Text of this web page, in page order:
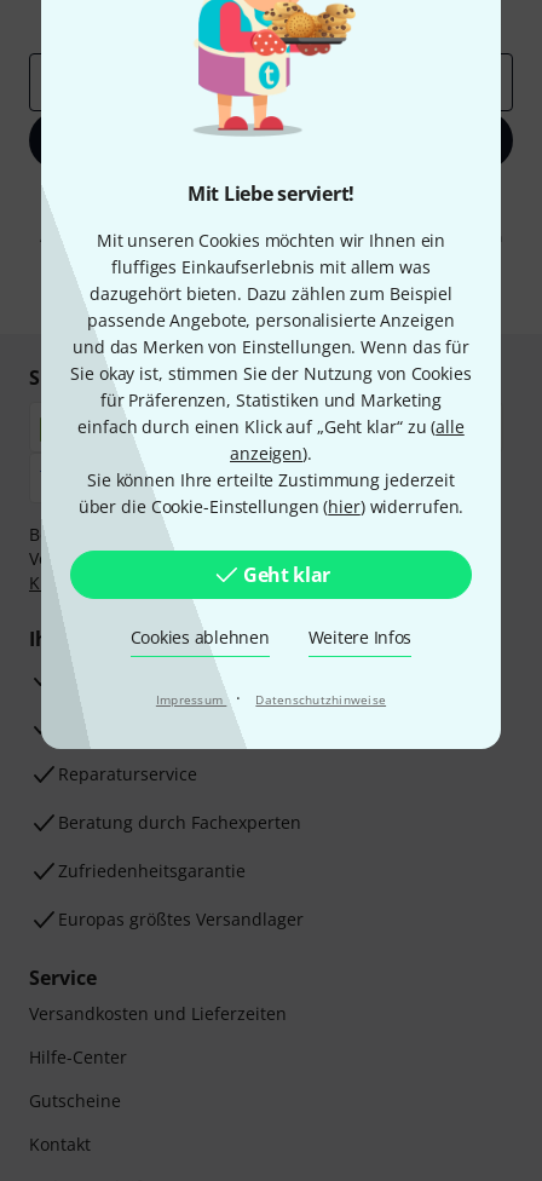
Mit Liebe serviert!
Mit unseren Cookies möchten wir Ihnen ein
fluffiges Einkaufserlebnis mit allem was
dazugehört bieten. Dazu zählen zum Beispiel
passende Angebote, personalisierte Anzeigen
und das Merken von Einstellungen. Wenn das für
Sie okay ist, stimmen Sie der Nutzung von Cookies
für Präferenzen, Statistiken und Marketing
einfach durch einen Klick auf „Geht klar“ zu (alle
anzeigen).
Sie können Ihre erteilte Zustimmung jederzeit
über die Cookie-Einstellungen (hier) widerrufen.
Geht klar
Cookies ablehnen Weitere Infos
Impressum · Datenschutzhinweise
Inspirierende Beiträge
Deals Thomann Insights
Jetzt anmelden
Mit Klick auf „Jetzt anmelden“ stimmen Sie dem Erhalt von E-Mail-
Werbung und einer Messung des E-Mail-Nutzungsverhaltens zu. Die
Abmeldung ist jederzeit möglich. Weitere Informationen finden Sie in
unseren
Datenschutzhinweisen
* Pflichtfeld
Sicher einkaufen & bezahlen
Bezahlen Sie vertraulich und sicher per Nachnahme,
Vorkasse, PayPal, Amazon Pay,Klarna Sofort bezahlen,
Klarna Ratenzahlung
oder Kreditkarte.
Ihre Vorteile
3 Jahre Thomann Garantie
30 Tage Money-Back-Garantie
Reparaturservice
Beratung durch Fachexperten
Zufriedenheitsgarantie
Europas größtes Versandlager
Service
Versandkosten und Lieferzeiten
Hilfe-Center
Gutscheine
Kontakt